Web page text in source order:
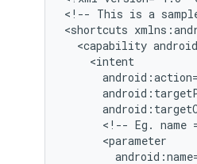
< !-- This is a
<shortcuts
<capability
    <intent
<!-- Eg. name
      <parameter